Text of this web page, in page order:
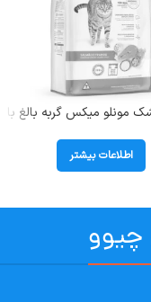
مونلو میکس گربه بالغ با
Mix) وزن 1 کیلوگرم (بسته بندی
اصلی)
اطلاعات بیشتر